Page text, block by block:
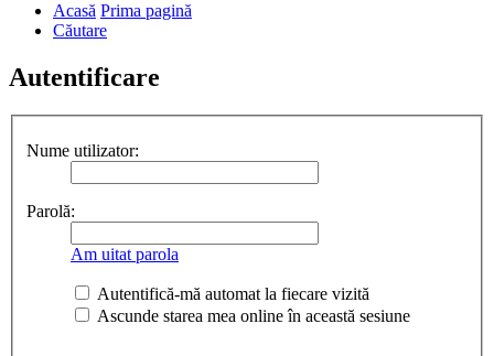
Acasă Prima pagină
Căutare
Autentificare
Nume utilizator:
Parolă:
Am uitat parola
Autentifică-mă automat la fiecare vizită
Ascunde starea mea online în această sesiune